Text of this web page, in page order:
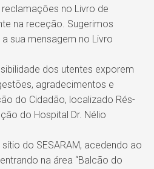
no Livro de
na receção. Sugerimos
sua mensagem no Livro
dos utentes exporem
agradecimentos e
do Cidadão, localizado Rés-
do Hospital Dr. Nélio
do SESARAM, acedendo ao
na área “Balcão do